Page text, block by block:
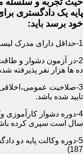
پایه یک دادگستری
خود برسد باید:
1-حداقل دارای مدرک لیسانس در رشته حقوق باشد.
2-در آزمون دشوار و
ده ها هزار نفر پذیرفته
3-صلاحیت
تایید شده باشد.
4-دوره دشوار کارآموزی
سال است سپری کرده
5-دوره وکالت پایه دو
187)